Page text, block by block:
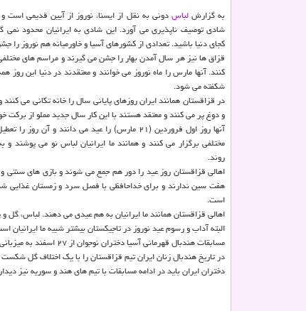
به گزارشلباسدونی به نقل از ایسنا، نوروز از آیین قدیمی
شادی توصیف ناپذیری می آورد. این شادی به ایرانیان محدود
کجای دنیا باشید. تعدادی از کشورهای آسیا و خاورمیانه هم نوروز را
قزاق ها نیز هر سال آمدن بهار را جشن می گیرند و مراسم های
کنند. آنها مارس را ماه نوروز می خوانند و معتقدند در دنیا این روز
شکفته می شود.
در قزاقستان همانند ایران روزهای پایانی سال را خانه تکانی می
و دوغ پر می کنند و معتقد هستند با این کار سال جدید مملو از برکت
آنها روز اول فروردین (۲۱ مارس) را عید می دانند و آن
مختلفی برگزار می کنند و همانند ما ایرانیان لباس نو می پوشند
روند.
اهالی قزاقستان روز عید را دور هم جمع می شوند و بازی های
است.
اهالی قزاقستان همانند ما ایرانیان به هم عیدی می دهند. لباس،
البته آداب و رسوم عید نوروز در تاجیکستان بیشتر شبیه ما
مسابقات هندبال
در تاریخ هندبال زنان ایران تیم قزاقستان را با یک اختلاف گل
دختران ایران باید در ادامه مسابقات با تیم های هند و سوریه نیز